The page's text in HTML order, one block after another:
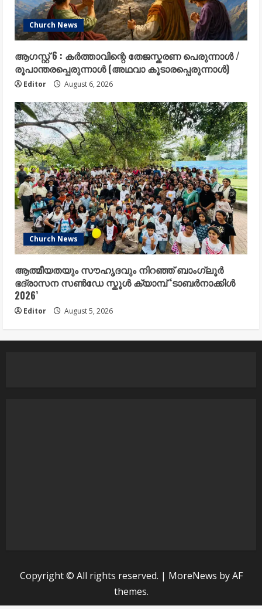
Church News
ആഗസ്റ്റ് 6 : കർത്താവിന്റെ തേജസ്കരണ പെരുന്നാൾ /
രൂപാന്തരപ്പെരുന്നാൾ (അഥവാ കൂടാരപ്പെരുന്നാൾ)
Editor August 6, 2026
Church News
ആത്മീയതയും സൗഹൃദവും നിറഞ്ഞ് ബാംഗ്ലൂർ
ഭദ്രാസന സൺഡേ സ്കൂൾ ക്യാമ്പ് ‘ടാബർനാക്കിൾ
2026’
Editor August 5, 2026
Copyright © All rights reserved. | MoreNews by AF
themes.